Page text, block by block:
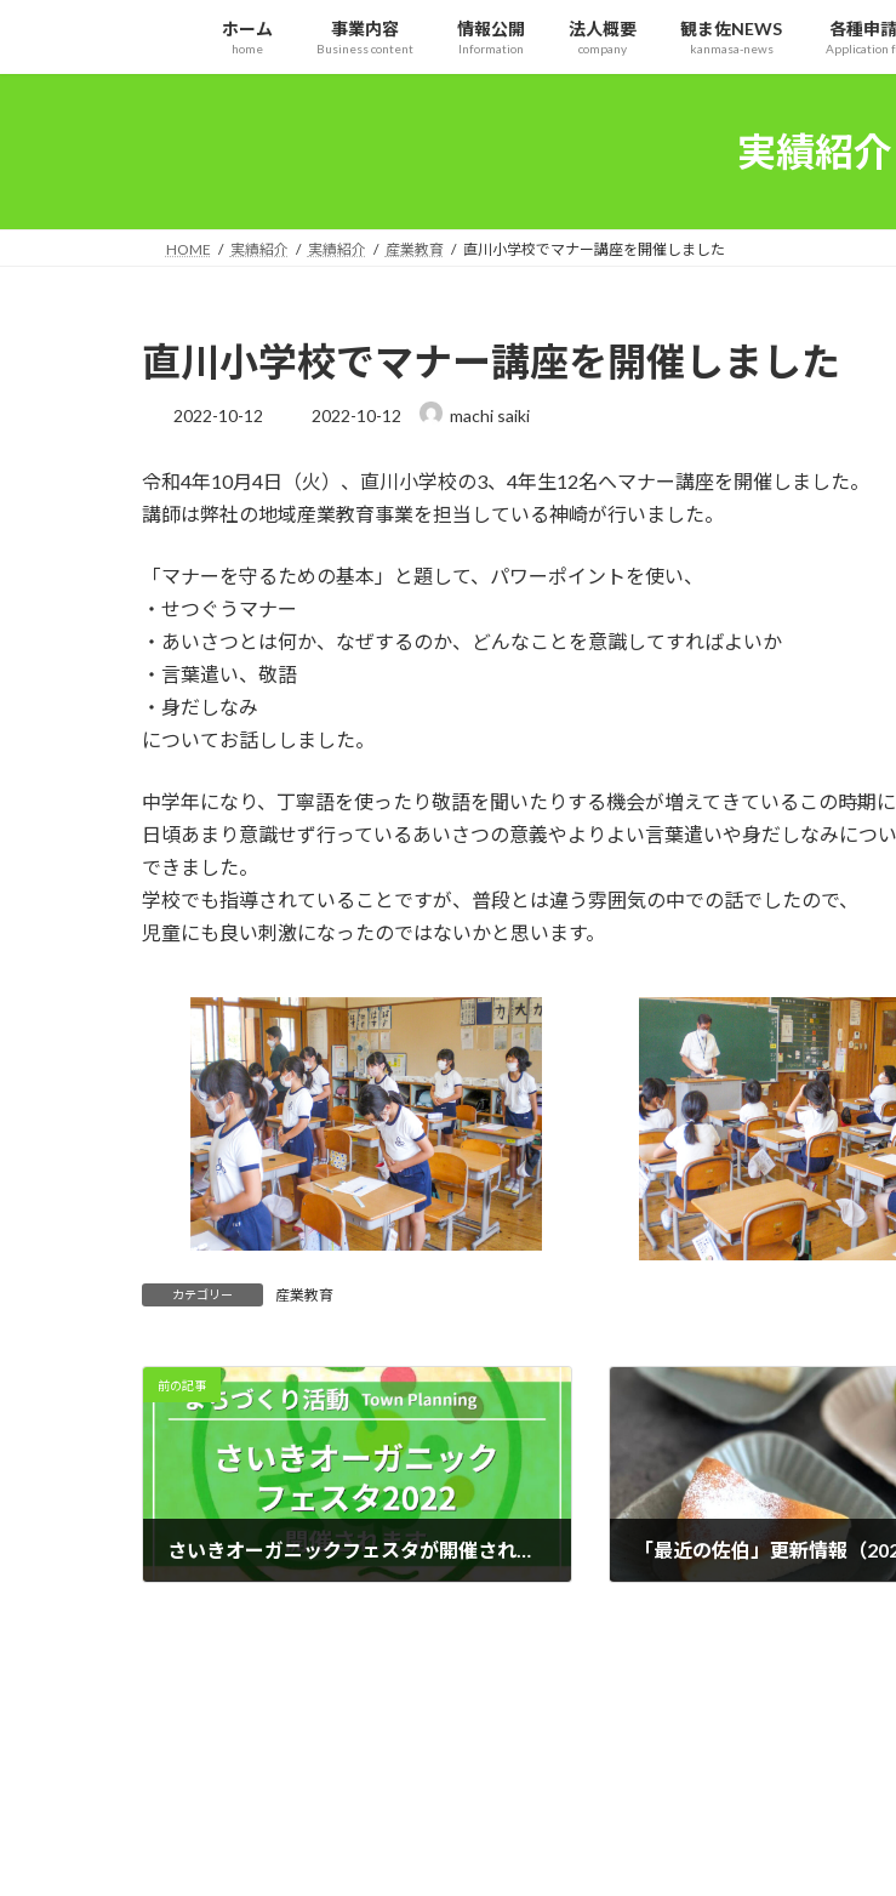
テ
ゲ
ホーム
home
事業内容
Business content
情報公開
Information
法人概要
company
観ま佐NEWS
kanmasa-news
各種申
Application
実績紹介
HOME 実績紹介 実績紹介 産業教育 直川小学校でマナー講座を開催しました
直川小学校でマナー講座を開催しました
2022-10-12
最
新
日
2022-10-12 machi saiki
令和4年10月4日（火）、直川小学校の3、4年生12名へマナー講座を開催しました。
講師は弊社の地域産業教育事業を担当している神崎が行いました。
「マナーを守るための基本」と題して、パワーポイントを使い、
・せつぐうマナー
・あいさつとは何か、なぜするのか、どんなことを意識してすればよいか
・言葉遣い、敬語
・身だしなみ
についてお話ししました。
中学年になり、丁寧語を使ったり敬語を聞いたりする機会が増えてきているこの時期に
日頃あまり意識せず行っているあいさつの意義やよりよい言葉遣いや身だしなみにつ
できました。
学校でも指導されていることですが、普段とは違う雰囲気の中での話でしたので、
児童にも良い刺激になったのではないかと思います。
カテゴリー 産業教育
前の記事
さいきオーガニックフェスタが開催されます 「最近の佐伯」更新情報（